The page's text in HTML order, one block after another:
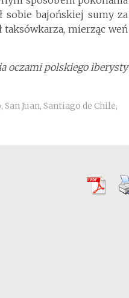
sobie bajońskiej sumy za
taksówkarza, mierząc weń
oczami polskiego iberysty
, San Juan, Santiago de Chile,